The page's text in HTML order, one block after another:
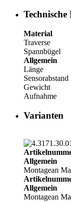
Technische
Material
Traverse
Spannbügel
Allgemein
Länge
Gewicht
Aufnahme
Varianten
Allgemein
Montagean
Allgemein
Montagean